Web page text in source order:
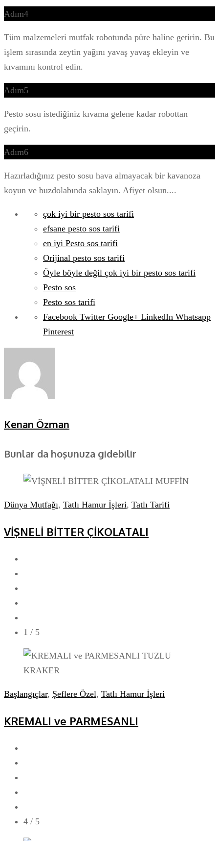
Adım4
Tüm malzemeleri mutfak robotunda püre haline getirin. Bu
işlem sırasında zeytin yağını yavaş yavaş ekleyin ve
kıvamını kontrol edin.
Adım5
Pesto sosu istediğiniz kıvama gelene kadar robottan
geçirin.
Adım6
Hazırladığınız pesto sosu hava almayacak bir kavanoza
koyun ve buzdolabında saklayın. Afiyet olsun....
çok iyi bir pesto sos tarifi
efsane pesto sos tarifi
en iyi Pesto sos tarifi
Orijinal pesto sos tarifi
Öyle böyle değil çok iyi bir pesto sos tarifi
Pesto sos
Pesto sos tarifi
Facebook Twitter Google+ LinkedIn Whatsapp
Pinterest
Kenan Özman
Bunlar da hoşunuza gidebilir
Dünya Mutfağı, Tatlı Hamur İşleri, Tatlı Tarifi
VİŞNELİ BİTTER ÇİKOLATALI
1 / 5
Başlangıçlar, Şeflere Özel, Tatlı Hamur İşleri
KREMALI ve PARMESANLI
4 / 5